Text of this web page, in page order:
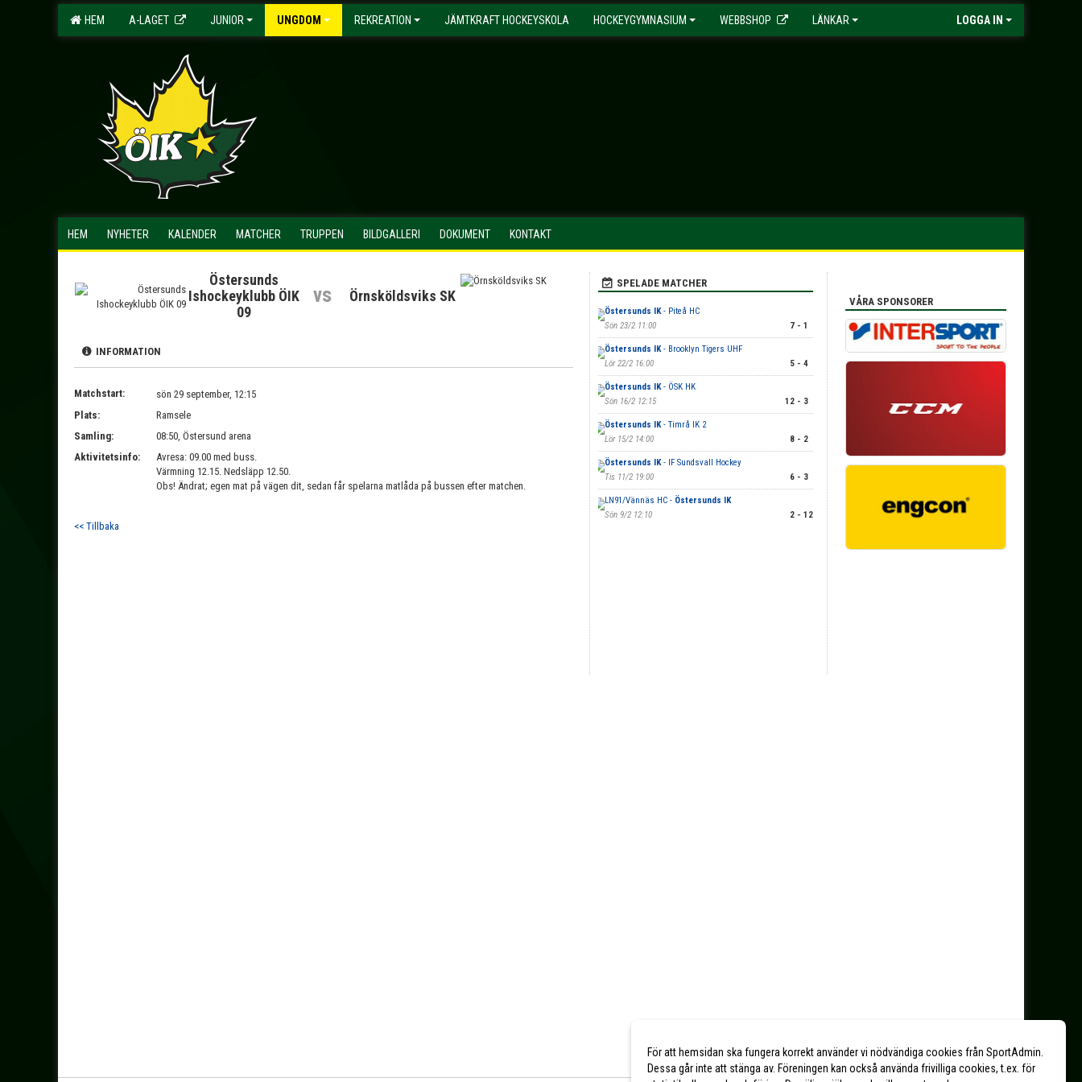
HEM A-LAGET JUNIOR UNGDOM REKREATION JÄMTKRAFT HOCKEYSKOLA HOCKEYGYMNASIUM WEBBSHOP LÄNKAR LOGGA IN
HEM NYHETER KALENDER MATCHER TRUPPEN BILDGALLERI DOKUMENT KONTAKT
Östersunds
Ishockeyklubb ÖIK
09
vs Örnsköldsviks SK
INFORMATION
Matchstart:
sön 29 september, 12:15
Plats:
Ramsele
Samling:
08:50, Östersund arena
Aktivitetsinfo:
Avresa: 09.00 med buss.
Värmning 12.15. Nedsläpp 12.50.
Obs! Ändrat; egen mat på vägen dit, sedan får spelarna matlåda på bussen efter matchen.
<< Tillbaka
SPELADE MATCHER
Östersunds IK- Piteå HC
Sön 23/2 11:00
7 - 1
Östersunds IK- Brooklyn Tigers UHF
Lör 22/2 16:00
5 - 4
Östersunds IK- ÖSK HK
Sön 16/2 12:15
12 - 3
Östersunds IK- Timrå IK 2
Lör 15/2 14:00
8 - 2
Östersunds IK- IF Sundsvall Hockey
Tis 11/2 19:00
6 - 3
LN91/Vännäs HC - Östersunds IK
Sön 9/2 12:10
2 - 12
VÅRA SPONSORER
För att hemsidan ska fungera korrekt använder vi nödvändiga cookies från SportAdmin.
Dessa går inte att stänga av. Föreningen kan också använda frivilliga cookies, t.ex. för